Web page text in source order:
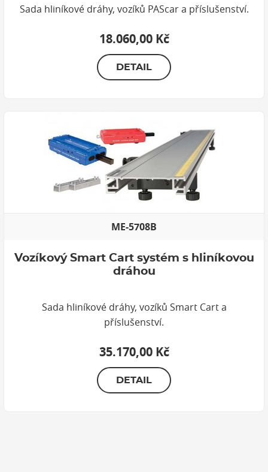
Sada hliníkové dráhy, vozíků PAScar a příslušenství.
18.060,00 Kč
DETAIL
ME-5708B
Vozíkový Smart Cart systém s hliníkovou
dráhou
Sada hliníkové dráhy, vozíků Smart Cart a
příslušenství.
35.170,00 Kč
DETAIL